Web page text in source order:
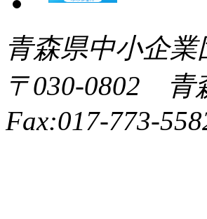
青森県中小企
〒030-0802
Fax:017-773-